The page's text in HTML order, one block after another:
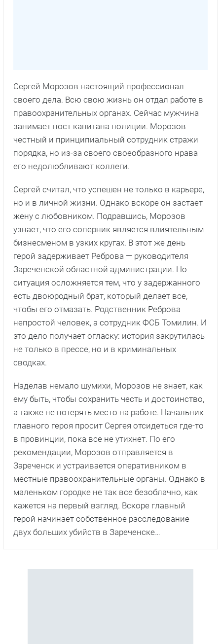
Сергей Морозов настоящий профессионал
своего дела. Всю свою жизнь он отдал работе в
правоохранительных органах. Сейчас мужчина
занимает пост капитана полиции. Морозов
честный и принципиальный сотрудник стражи
порядка, но из-за своего своеобразного нрава
его недолюбливают коллеги.
Сергей считал, что успешен не только в карьере,
но и в личной жизни. Однако вскоре он застает
жену с любовником. Подравшись, Морозов
узнает, что его соперник является влиятельным
бизнесменом в узких кругах. В этот же день
герой задерживает Реброва — руководителя
Зареченской областной администрации. Но
ситуация осложняется тем, что у задержанного
есть двоюродный брат, который делает все,
чтобы его отмазать. Родственник Реброва
непростой человек, а сотрудник ФСБ Томилин. И
это дело получает огласку: история закрутилась
не только в прессе, но и в криминальных
сводках.
Наделав немало шумихи, Морозов не знает, как
ему быть, чтобы сохранить честь и достоинство,
а также не потерять место на работе. Начальник
главного героя просит Сергея отсидеться где-то
в провинции, пока все не утихнет. По его
рекомендации, Морозов отправляется в
Зареченск и устраивается оперативником в
местные правоохранительные органы. Однако в
маленьком городке не так все безоблачно, как
кажется на первый взгляд. Вскоре главный
герой начинает собственное расследование
двух больших убийств в Зареченске…